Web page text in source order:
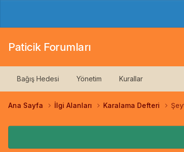
Paticik Forumları
Bağış Hedesi Yönetim Kurallar
Ana Sayfa İlgi Alanları Karalama Defteri